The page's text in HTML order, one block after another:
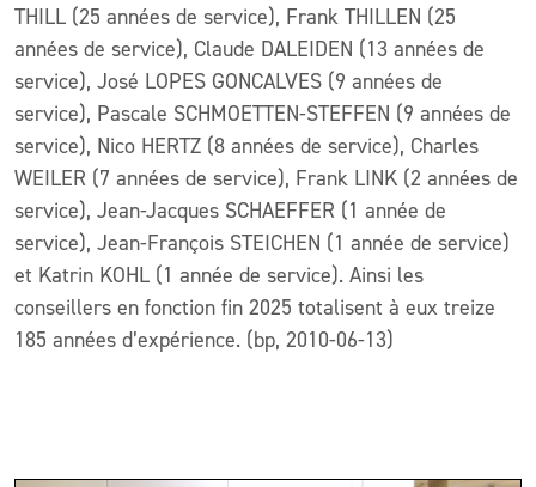
THILL (25 années de service), Frank THILLEN (25
années de service), Claude DALEIDEN (13 années de
service), José LOPES GONCALVES (9 années de
service), Pascale SCHMOETTEN-STEFFEN (9 années de
service), Nico HERTZ (8 années de service), Charles
WEILER (7 années de service), Frank LINK (2 années de
service), Jean-Jacques SCHAEFFER (1 année de
service), Jean-François STEICHEN (1 année de service)
et Katrin KOHL (1 année de service). Ainsi les
conseillers en fonction fin 2025 totalisent à eux treize
185 années d’expérience. (bp, 2010-06-13)